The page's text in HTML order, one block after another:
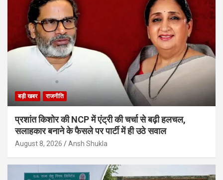
बड़ी खबर राजनीति
प्रशांत किशोर की NCP में एंट्री की चर्चा से बढ़ी हलचल,
सलाहकार बनाने के फैसले पर पार्टी में ही उठे सवाल
August 8, 2026 Ansh Shukla